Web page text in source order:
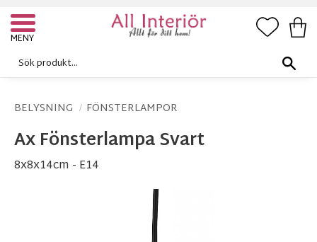
Meny
BELYSNING FÖNSTERLAMPOR
Ax Fönsterlampa Svart
8x8x14cm - E14